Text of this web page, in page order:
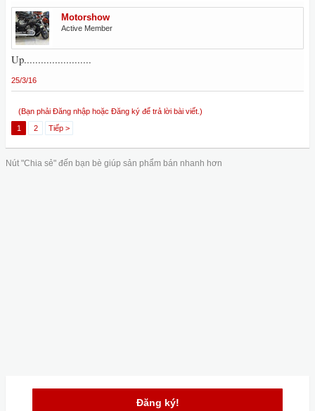
Motorshow
Active Member
Up........................
25/3/16
(Bạn phải Đăng nhập hoặc Đăng ký để trả lời bài viết.)
1
2 Tiếp >
Nút "Chia sẻ" đến bạn bè giúp sản phẩm bán nhanh hơn
Đăng ký!